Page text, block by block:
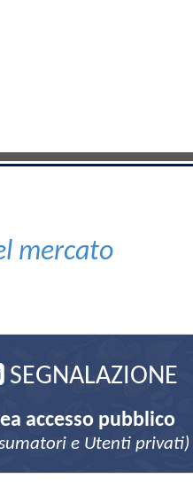
mercato
SEGNALAZIONE
accesso pubblico
e Utenti privati)